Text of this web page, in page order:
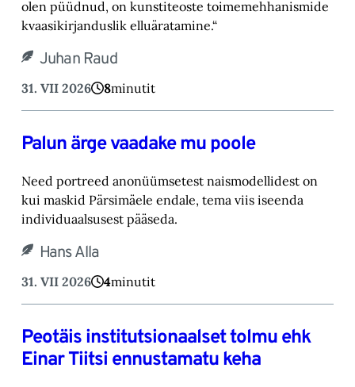
olen püüdnud, on kunstiteoste toimemehhanismide
kvaasikirjanduslik elluäratamine.“
Juhan Raud
31. VII 2026 8minutit
Palun ärge vaadake mu poole
Need portreed anonüümsetest naismodellidest on
kui maskid Pärsimäele endale, tema viis iseenda
individuaalsusest pääseda.
Hans Alla
31. VII 2026 4minutit
Peotäis institutsionaalset tolmu ehk
Einar Tiitsi ennustamatu keha